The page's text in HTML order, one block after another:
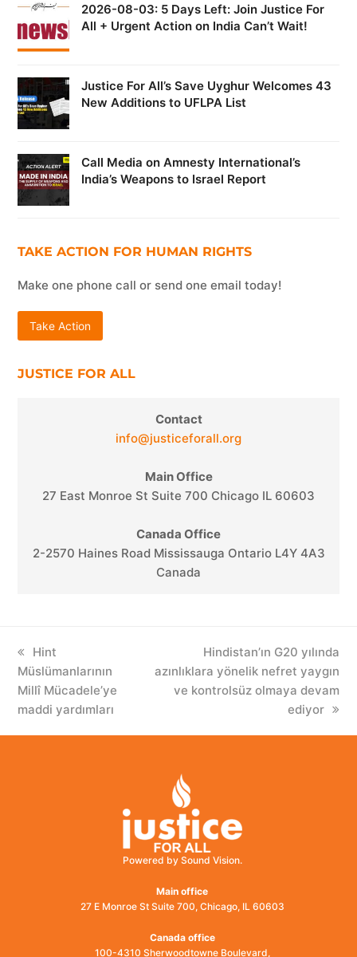
2026-08-03: 5 Days Left: Join Justice For
All + Urgent Action on India Can’t Wait!
Justice For All’s Save Uyghur Welcomes 43
New Additions to UFLPA List
Call Media on Amnesty International’s
India’s Weapons to Israel Report
TAKE ACTION FOR HUMAN RIGHTS
Make one phone call or send one email today!
Take Action
JUSTICE FOR ALL
Contact
info@justiceforall.org
Main Office
27 East Monroe St Suite 700 Chicago IL 60603
Canada Office
2-2570 Haines Road Mississauga Ontario L4Y 4A3
Canada
previous
post:
Hint
Müslümanlarının
Millî Mücadele’ye
maddi yardımları
next
post:
Hindistan’ın G20 yılında
azınlıklara yönelik nefret yaygın
ve kontrolsüz olmaya devam
ediyor
Powered by Sound Vision.
Main office
27 E Monroe St Suite 700, Chicago, IL 60603
Canada office
100-4310 Sherwoodtowne Boulevard,